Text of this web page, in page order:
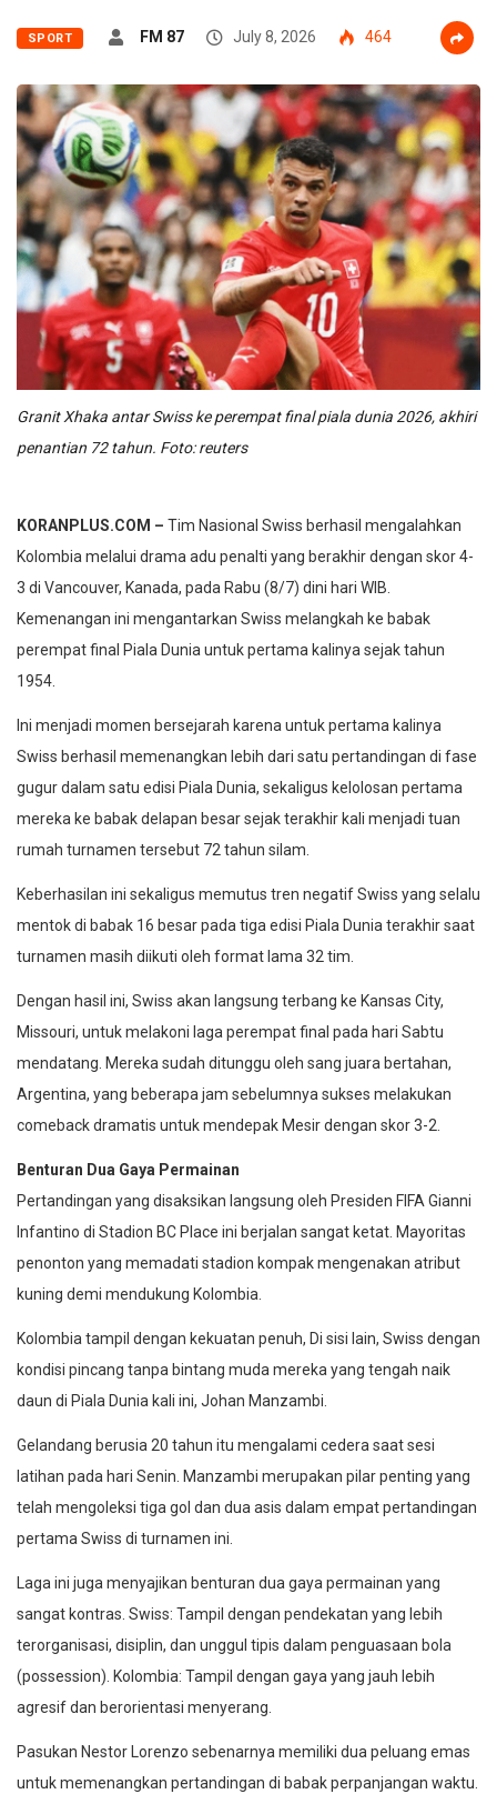
SPORT FM 87 July 8, 2026 464
Granit Xhaka antar Swiss ke perempat final piala dunia 2026, akhiri
penantian 72 tahun. Foto: reuters
KORANPLUS.COM – Tim Nasional Swiss berhasil mengalahkan
Kolombia melalui drama adu penalti yang berakhir dengan skor 4-
3 di Vancouver, Kanada, pada Rabu (8/7) dini hari WIB.
Kemenangan ini mengantarkan Swiss melangkah ke babak
perempat final Piala Dunia untuk pertama kalinya sejak tahun
1954.
Ini menjadi momen bersejarah karena untuk pertama kalinya
Swiss berhasil memenangkan lebih dari satu pertandingan di fase
gugur dalam satu edisi Piala Dunia, sekaligus kelolosan pertama
mereka ke babak delapan besar sejak terakhir kali menjadi tuan
rumah turnamen tersebut 72 tahun silam.
Keberhasilan ini sekaligus memutus tren negatif Swiss yang selalu
mentok di babak 16 besar pada tiga edisi Piala Dunia terakhir saat
turnamen masih diikuti oleh format lama 32 tim.
Dengan hasil ini, Swiss akan langsung terbang ke Kansas City,
Missouri, untuk melakoni laga perempat final pada hari Sabtu
mendatang. Mereka sudah ditunggu oleh sang juara bertahan,
Argentina, yang beberapa jam sebelumnya sukses melakukan
comeback dramatis untuk mendepak Mesir dengan skor 3-2.
Benturan Dua Gaya Permainan
Pertandingan yang disaksikan langsung oleh Presiden FIFA Gianni
Infantino di Stadion BC Place ini berjalan sangat ketat. Mayoritas
penonton yang memadati stadion kompak mengenakan atribut
kuning demi mendukung Kolombia.
Kolombia tampil dengan kekuatan penuh, Di sisi lain, Swiss dengan
kondisi pincang tanpa bintang muda mereka yang tengah naik
daun di Piala Dunia kali ini, Johan Manzambi.
Gelandang berusia 20 tahun itu mengalami cedera saat sesi
latihan pada hari Senin. Manzambi merupakan pilar penting yang
telah mengoleksi tiga gol dan dua asis dalam empat pertandingan
pertama Swiss di turnamen ini.
Laga ini juga menyajikan benturan dua gaya permainan yang
sangat kontras. Swiss: Tampil dengan pendekatan yang lebih
terorganisasi, disiplin, dan unggul tipis dalam penguasaan bola
(possession). Kolombia: Tampil dengan gaya yang jauh lebih
agresif dan berorientasi menyerang.
Pasukan Nestor Lorenzo sebenarnya memiliki dua peluang emas
untuk memenangkan pertandingan di babak perpanjangan waktu.